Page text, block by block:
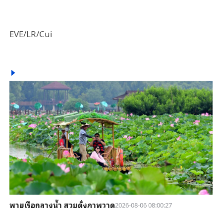
EVE/LR/Cui
พายเรือกลางน้ำ สวยดั่งภาพวาด2026-08-06 08:00:27